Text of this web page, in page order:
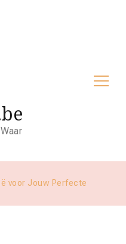
voor Jouw Perfecte